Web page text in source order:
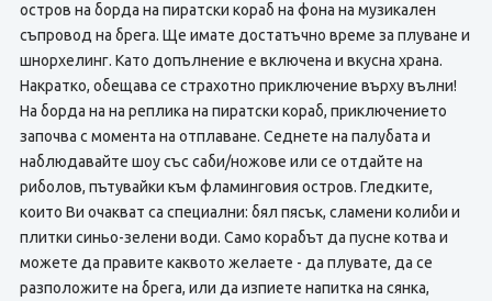
остров на борда на пиратски кораб на фона на музикален
съпровод на брега. Ще имате достатъчно време за плуване и
шнорхелинг. Като допълнение е включена и вкусна храна.
Накратко, обещава се страхотно приключение върху вълни!
На борда на на реплика на пиратски кораб, приключението
започва с момента на отплаване. Седнете на палубата и
наблюдавайте шоу със саби/ножове или се отдайте на
риболов, пътувайки към фламинговия остров. Гледките,
които Ви очакват са специални: бял пясък, сламени колиби и
плитки синьо-зелени води. Само корабът да пусне котва и
можете да правите каквото желаете - да плувате, да се
разположите на брега, или да изпиете напитка на сянка,